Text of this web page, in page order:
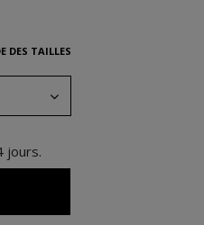
DES TAILLES
jours.